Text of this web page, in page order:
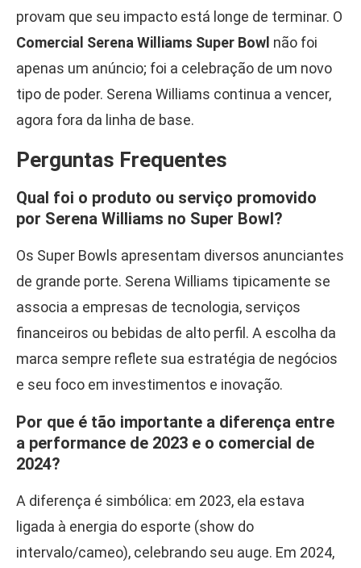
provam que seu impacto está longe de terminar. O
Comercial Serena Williams Super Bowl não foi
apenas um anúncio; foi a celebração de um novo
tipo de poder. Serena Williams continua a vencer,
agora fora da linha de base.
Perguntas Frequentes
Qual foi o produto ou serviço promovido
por Serena Williams no Super Bowl?
Os Super Bowls apresentam diversos anunciantes
de grande porte. Serena Williams tipicamente se
associa a empresas de tecnologia, serviços
financeiros ou bebidas de alto perfil. A escolha da
marca sempre reflete sua estratégia de negócios
e seu foco em investimentos e inovação.
Por que é tão importante a diferença entre
a performance de 2023 e o comercial de
2024?
A diferença é simbólica: em 2023, ela estava
ligada à energia do esporte (show do
intervalo/cameo), celebrando seu auge. Em 2024,